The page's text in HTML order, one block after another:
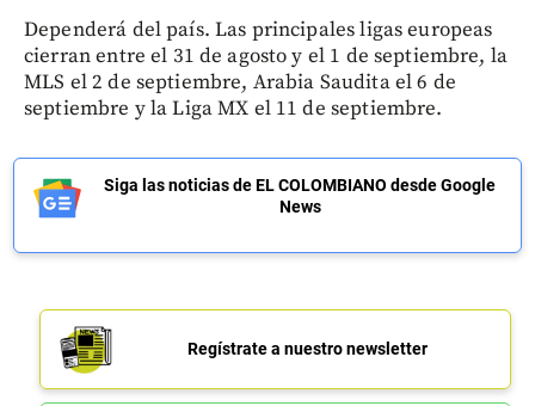
Dependerá del país. Las principales ligas europeas
cierran entre el 31 de agosto y el 1 de septiembre, la
MLS el 2 de septiembre, Arabia Saudita el 6 de
septiembre y la Liga MX el 11 de septiembre.
Siga las noticias de EL COLOMBIANO desde Google
News
Regístrate a nuestro newsletter